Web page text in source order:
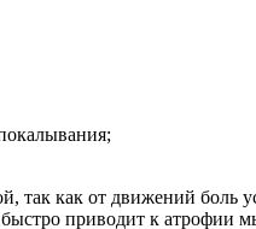
как от движений боль
приводит к атрофии